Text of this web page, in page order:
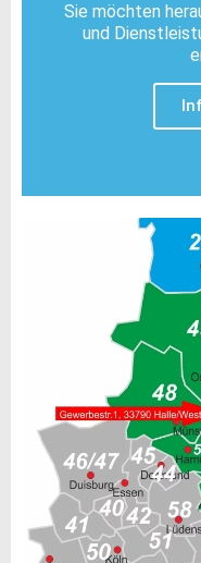
Sie möchten
und